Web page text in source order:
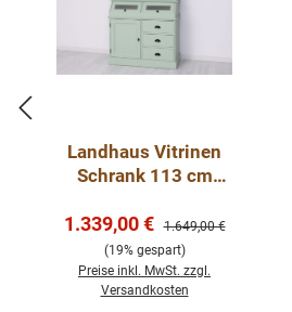
Landhaus Vitrinen
Schrank 113 cm
Verkaufspreis:
1.339,00 € Regulärer Preis:
1.649,00 €
(19% gespart)
Preise inkl. MwSt. zzgl.
Versandkosten